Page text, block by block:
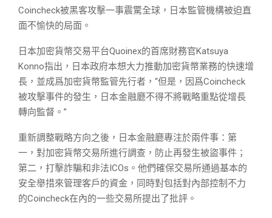
Coincheck被黑客攻擊一事震驚全球，日本監管機構被迫直
面不愉快的局面。
日本加密貨幣交易平台Quoinex的首席財務官Katsuya
Konno指出，日本政府本想大力推動加密貨幣業務的快速增
長，並成爲加密貨幣監管先行者，“但是，因爲Coincheck
被攻擊事件的發生，日本金融廳不得不將戰略重點從增長
轉向監督。”
重新調整戰略方向之後，日本金融廳專注於兩件事：第
一，對加密貨幣交易所進行調查，防止再發生被盜事件；
第二，打擊詐騙和非法ICOs。他們確保交易所通過基本的
安全舉措來管理客戶的資金，同時對包括對內部控制不力
的Coincheck在內的一些交易所提出了批評。